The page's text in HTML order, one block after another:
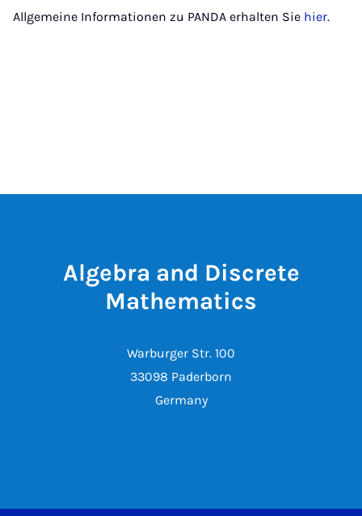
Allgemeine Informationen zu PANDA erhalten Sie hier.
Algebra and Discrete
Mathematics
Warburger Str. 100
33098 Paderborn
Germany